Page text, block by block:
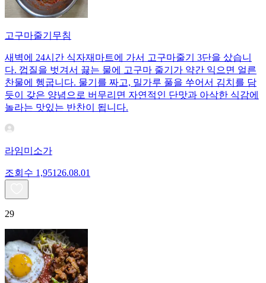
고구마줄기무침
새벽에 24시간 식자재마트에 가서 고구마줄기 3단을 샀습니
다. 껍질을 벗겨서 끓는 물에 고구마 줄기가 약간 익으면 얼른
찬물에 헹굽니다. 물기를 짜고, 밀가루 풀을 쑤어서 김치를 담
듯이 갖은 양념으로 버무리면 자연적인 단맛과 아삭한 식감에
놀라는 맛있는 반찬이 됩니다.
라임미소가
조회수 1,951 26.08.01
29